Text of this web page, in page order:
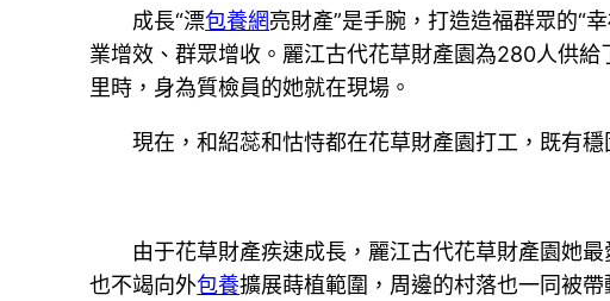
成長“漂包養網亮財產”是手腕，打造造福群眾的“
業增效、群眾增收。麗江古代花草財產園為280人供
里時，身為質檢員的她就在現場。
現在，和紹蕊和怙恃都在花草財產園打工，既有
由于花草財產疾速成長，麗江古代花草財產園她
也不竭向外包養擴展蒔植範圍，周邊的村落也一同被